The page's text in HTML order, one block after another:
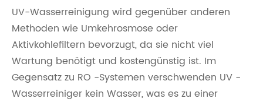
UV-Wasserreinigung wird gegenüber anderen
Methoden wie Umkehrosmose oder
Aktivkohlefiltern bevorzugt, da sie nicht viel
Wartung benötigt und kostengünstig ist. Im
Gegensatz zu RO -Systemen verschwenden UV -
Wasserreiniger kein Wasser, was es zu einer